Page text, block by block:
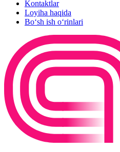
Kontaktlar
Loyiha haqida
Bo‘sh ish o‘rinlari